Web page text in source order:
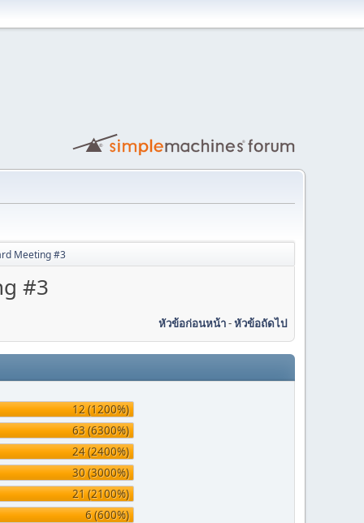
Meeting #3
#3
หัวข้อก่อนหน้า-หัวข้อถัดไป
12 (1200%)
63 (6300%)
24 (2400%)
30 (3000%)
21 (2100%)
6 (600%)